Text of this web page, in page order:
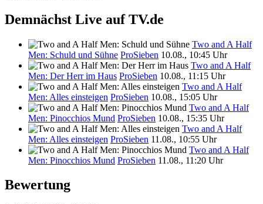
Demnächst Live auf TV.de
Two and A Half
Men: Schuld und Sühne ProSieben 10.08., 10:45 Uhr
Two and A Half
Men: Der Herr im Haus ProSieben 10.08., 11:15 Uhr
Two and A Half
Men: Alles einsteigen ProSieben 10.08., 15:05 Uhr
Two and A Half
Men: Pinocchios Mund ProSieben 10.08., 15:35 Uhr
Two and A Half
Men: Alles einsteigen ProSieben 11.08., 10:55 Uhr
Two and A Half
Men: Pinocchios Mund ProSieben 11.08., 11:20 Uhr
Bewertung